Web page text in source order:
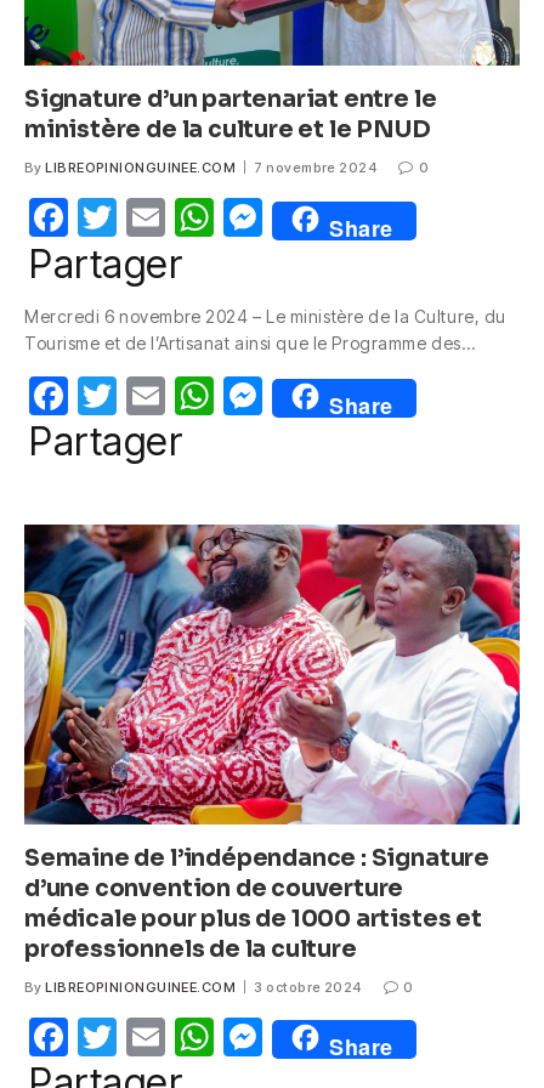
Signature d’un partenariat entre le
ministère de la culture et le PNUD
By LIBREOPINIONGUINEE.COM 7 novembre 2024 0
F
a
e
b
o
o
T
w
itt
er
E
m
W
s
A
p
M
e
e
n
g
Share
Partager
Mercredi 6 novembre 2024 – Le ministère de la Culture, du
Tourisme et de l’Artisanat ainsi que le Programme des…
F
a
b
o
o
k
T
w
itt
E
m
W
A
p
p
M
e
n
g
er
Share
Partager
Semaine de l’indépendance : Signature
d’une convention de couverture
médicale pour plus de 1000 artistes et
professionnels de la culture
By LIBREOPINIONGUINEE.COM 3 octobre 2024 0
F
a
T
w
E
m
W M
e
Share